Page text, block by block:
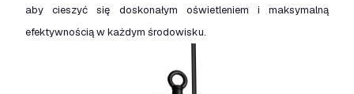
aby cieszyć się doskonałym oświetleniem i maksymalną
efektywnością w każdym środowisku.